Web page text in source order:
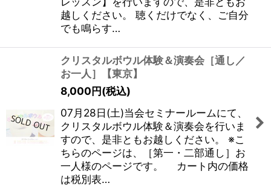
越しください。 聴くだけでなく、ご自分
でも鳴らす…
クリスタルボウル体験＆演奏会［通し／
お一人］【東京】
8,000円(税込)
07月28日(土)当会セミナールームにて、
クリスタルボウル体験＆演奏会を行いま
すので、是非ともお越しください。 ※こ
ちらのページは、［第一・二部通し］お
一人様のページです。 カート内の価格
は税別表…